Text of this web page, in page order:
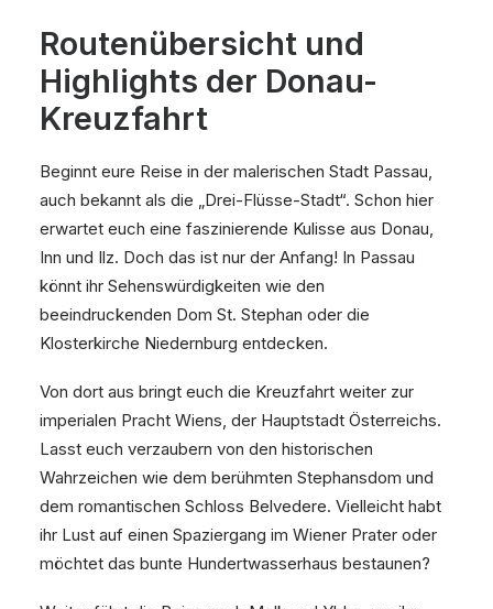
Routenübersicht und
Highlights der Donau-
Kreuzfahrt
Beginnt eure Reise in der malerischen Stadt Passau,
auch bekannt als die „Drei-Flüsse-Stadt“. Schon hier
erwartet euch eine faszinierende Kulisse aus Donau,
Inn und Ilz. Doch das ist nur der Anfang! In Passau
könnt ihr Sehenswürdigkeiten wie den
beeindruckenden Dom St. Stephan oder die
Klosterkirche Niedernburg entdecken.
Von dort aus bringt euch die Kreuzfahrt weiter zur
imperialen Pracht Wiens, der Hauptstadt Österreichs.
Lasst euch verzaubern von den historischen
Wahrzeichen wie dem berühmten Stephansdom und
dem romantischen Schloss Belvedere. Vielleicht habt
ihr Lust auf einen Spaziergang im Wiener Prater oder
möchtet das bunte Hundertwasserhaus bestaunen?